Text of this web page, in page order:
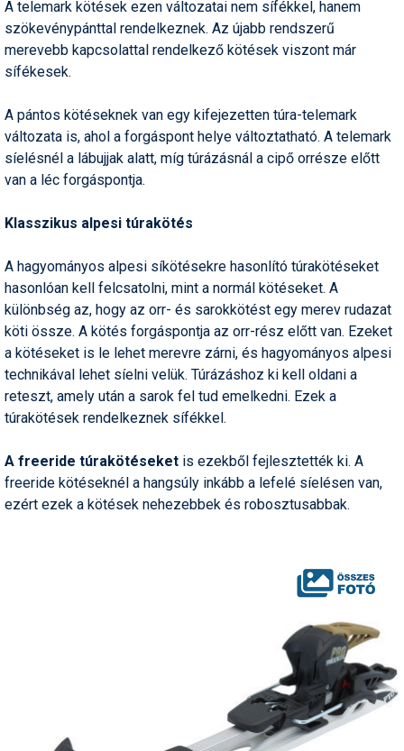
A telemark kötések ezen változatai nem sífékkel, hanem
szökevénypánttal rendelkeznek. Az újabb rendszerű
merevebb kapcsolattal rendelkező kötések viszont már
sífékesek.
A pántos kötéseknek van egy kifejezetten túra-telemark
változata is, ahol a forgáspont helye változtatható. A telemark
síelésnél a lábujjak alatt, míg túrázásnál a cipő orrésze előtt
van a léc forgáspontja.
Klasszikus alpesi túrakötés
A hagyományos alpesi síkötésekre hasonlító túrakötéseket
hasonlóan kell felcsatolni, mint a normál kötéseket. A
különbség az, hogy az orr- és sarokkötést egy merev rudazat
köti össze. A kötés forgáspontja az orr-rész előtt van. Ezeket
a kötéseket is le lehet merevre zárni, és hagyományos alpesi
technikával lehet síelni velük. Túrázáshoz ki kell oldani a
reteszt, amely után a sarok fel tud emelkedni. Ezek a
túrakötések rendelkeznek sífékkel.
A freeride túrakötéseket is ezekből fejlesztették ki. A
freeride kötéseknél a hangsúly inkább a lefelé síelésen van,
ezért ezek a kötések nehezebbek és robosztusabbak.